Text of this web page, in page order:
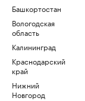
Башкортостан
Вологодская
область
Калининград
Краснодарский
край
Нижний
Новгород